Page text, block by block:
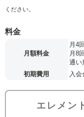
ください。
料金
月額料金
月4
月8
通い
初期費用
入会
エレメン